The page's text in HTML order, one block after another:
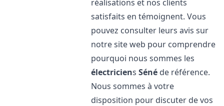
réalisations et nos clients
satisfaits en témoignent. Vous
pouvez consulter leurs avis sur
notre site web pour comprendre
pourquoi nous sommes les
électriciensSéné de référence.
Nous sommes à votre
disposition pour discuter de vos